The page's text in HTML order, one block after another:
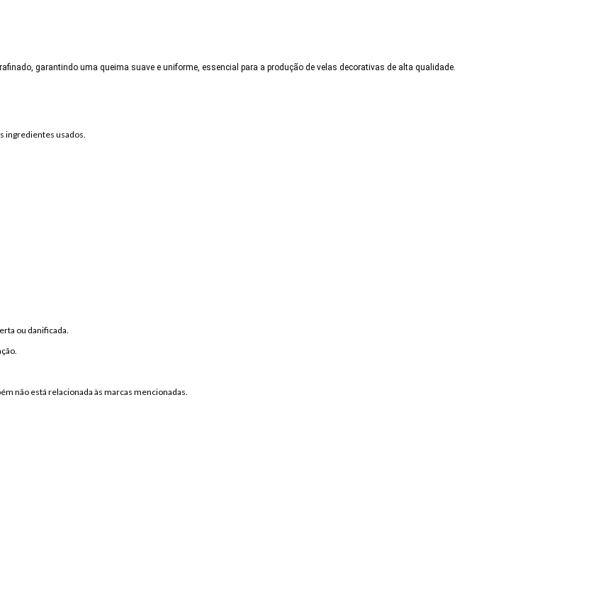
garantindo uma queima suave e uniforme, essencial para a produção de velas decorativas de alta qualidade.
ingredientes usados.
ou danificada.
não está relacionada às marcas mencionadas.